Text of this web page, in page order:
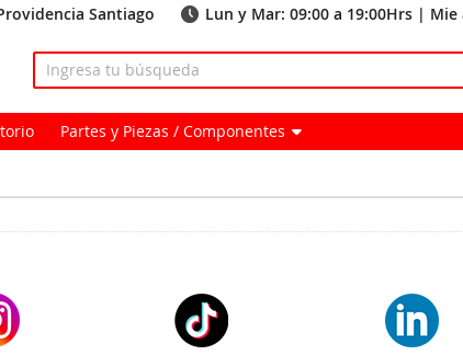
Santiago Lun y Mar: 09:00 a 19:00Hrs | Mie
Partes y Piezas / Componentes